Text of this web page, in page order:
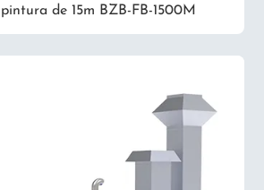
de 15m BZB-FB-1500M